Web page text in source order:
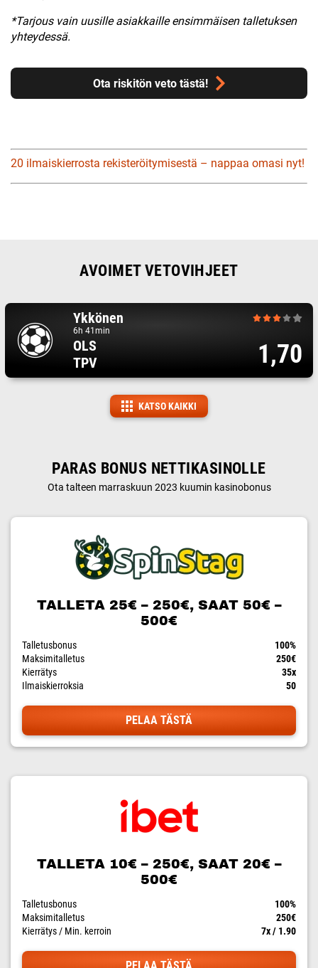
*Tarjous vain uusille asiakkaille ensimmäisen talletuksen
yhteydessä.
Ota riskitön veto tästä!
20 ilmaiskierrosta rekisteröitymisestä – nappaa omasi nyt!
AVOIMET VETOVIHJEET
Ykkönen
6h 41min
OLS
TPV
1,70
KATSO KAIKKI
PARAS BONUS NETTIKASINOLLE
Ota talteen marraskuun 2023 kuumin kasinobonus
TALLETA 25€ – 250€, SAAT 50€ –
500€
Talletusbonus
100%
Maksimitalletus
250€
Kierrätys
35x
Ilmaiskierroksia
50
PELAA TÄSTÄ
TALLETA 10€ – 250€, SAAT 20€ –
500€
Talletusbonus
100%
Maksimitalletus
250€
Kierrätys / Min. kerroin
7x / 1.90